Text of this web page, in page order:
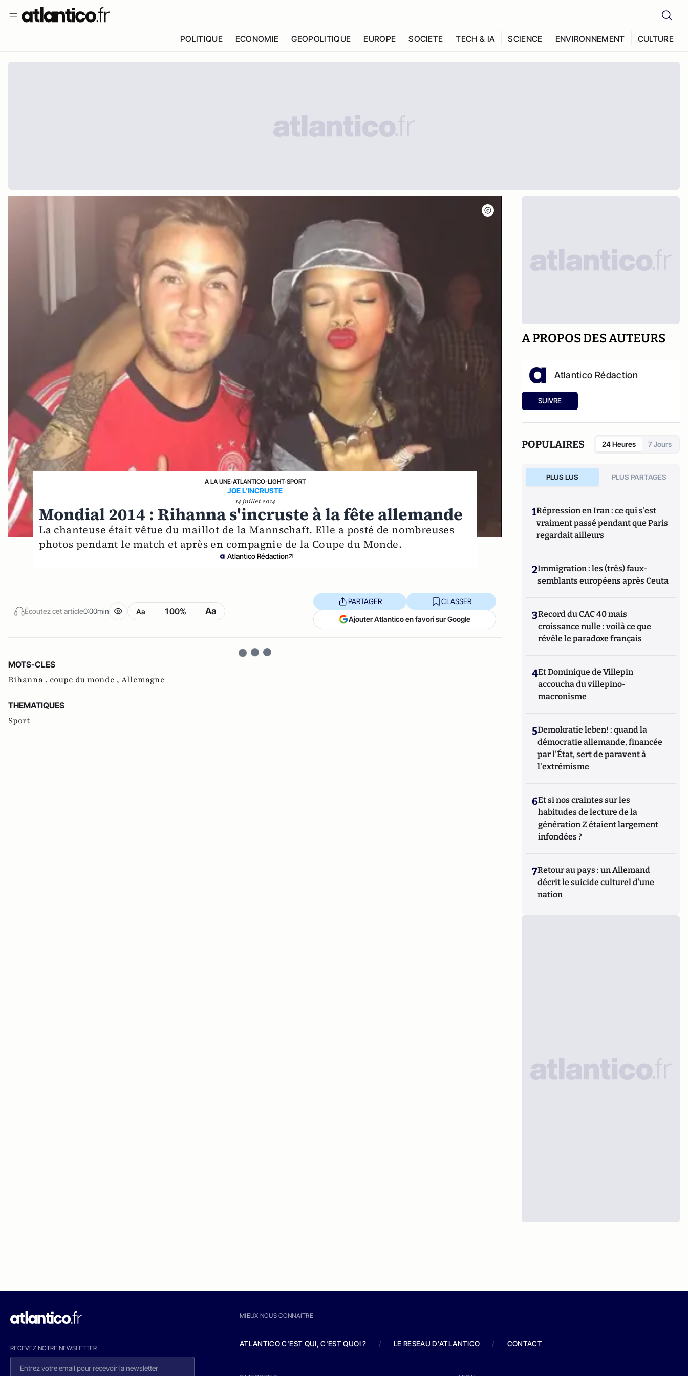
POLITIQUE ECONOMIE GEOPOLITIQUE EUROPE SOCIETE TECH & IA SCIENCE ENVIRONNEMENT CULTURE
A LA UNE›ATLANTICO-LIGHT›SPORT
JOE L'INCRUSTE
14 juillet 2014
Mondial 2014 : Rihanna s'incruste à la fête allemande
La chanteuse était vêtue du maillot de la Mannschaft. Elle a posté de nombreuses
photos pendant le match et après en compagnie de la Coupe du Monde.
Atlantico Rédaction
Écoutez cet article0:00min Aa 100% Aa
PARTAGER CLASSER
Ajouter Atlantico en favori sur Google
MOTS-CLES
Rihanna , coupe du monde , Allemagne
THEMATIQUES
Sport
A PROPOS DES AUTEURS
Atlantico Rédaction
SUIVRE
POPULAIRES 24 Heures 7 Jours
PLUS LUS PLUS PARTAGES
1Répression en Iran : ce qui s'est
vraiment passé pendant que Paris
regardait ailleurs
2Immigration : les (très) faux-
semblants européens après Ceuta
3Record du CAC 40 mais
croissance nulle : voilà ce que
révèle le paradoxe français
4Et Dominique de Villepin
accoucha du villepino-
macronisme
5Demokratie leben! : quand la
démocratie allemande, financée
par l'État, sert de paravent à
l'extrémisme
6Et si nos craintes sur les
habitudes de lecture de la
génération Z étaient largement
infondées ?
7Retour au pays : un Allemand
décrit le suicide culturel d’une
nation
RECEVEZ NOTRE NEWSLETTER
MIEUX NOUS CONNAITRE
ATLANTICO C'EST QUI, C'EST QUOI ? / LE RESEAU D'ATLANTICO / CONTACT